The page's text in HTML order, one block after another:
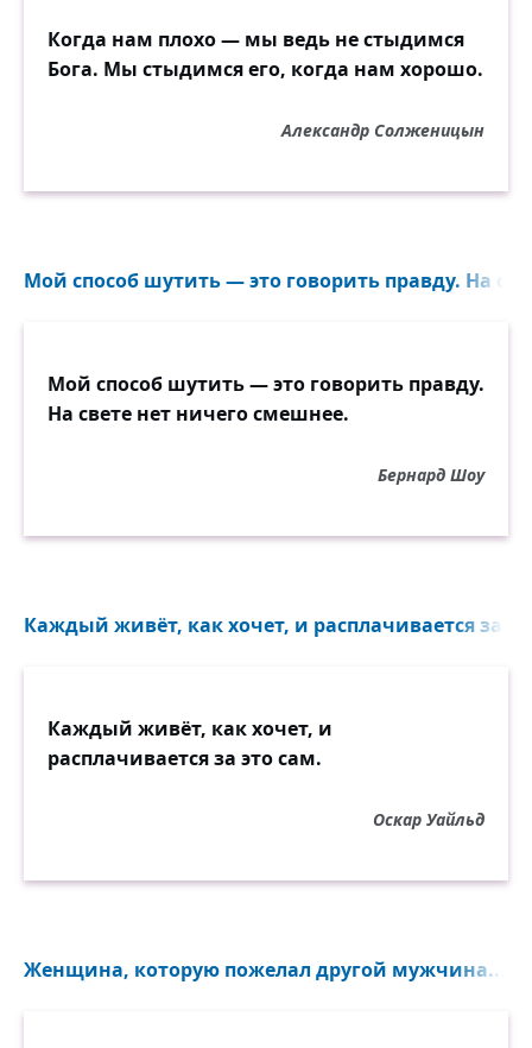
Когда нам плохо — мы ведь не стыдимся
Бога. Мы стыдимся его, когда нам хорошо.
Александр Солженицын
Мой способ шутить — это говорить правду. На
Мой способ шутить — это говорить правду.
На свете нет ничего смешнее.
Бернард Шоу
Каждый живёт, как хочет, и расплачивается за
Каждый живёт, как хочет, и
расплачивается за это сам.
Оскар Уайльд
Женщина, которую пожелал другой мужчина...